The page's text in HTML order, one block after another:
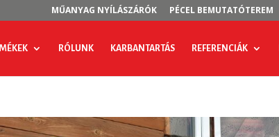
MŰANYAG NYÍLÁSZÁRÓK PÉCEL BEMUTATÓTEREM
RÓLUNK KARBANTARTÁS REFERENCIÁK